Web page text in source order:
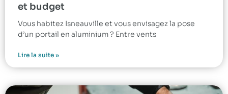
et budget
Vous habitez Isneauville et vous envisagez la pose
d’un portail en aluminium ? Entre vents
Lire la suite »